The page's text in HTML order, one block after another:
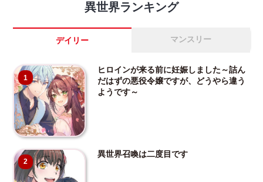
異世界ランキング
デイリー マンスリー
1
ヒロインが来る前に妊娠しました～詰ん
だはずの悪役令嬢ですが、どうやら違う
ようです～
2
異世界召喚は二度目です